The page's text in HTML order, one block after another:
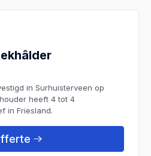
in Surhuisterveen op
heeft 4 tot 4
in Friesland.